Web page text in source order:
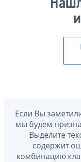
Если Вы
мы будем
Выделите
содержит
комбинацию